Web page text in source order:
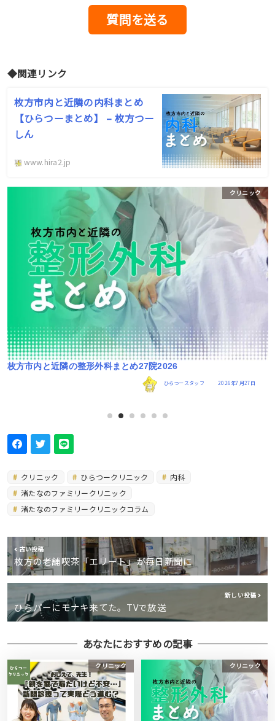
質問を送る
◆関連リンク
枚方市内と近隣の内科まとめ
【ひらつーまとめ】 – 枚方つー
しん
www.hira2.jp
クリニック
子どもの予防接種、多すぎ！受け忘れを防ぐコツは？【ひらつー
クリニック ひらつークリニック
内科
渚たなのファミリークリニック
渚たなのファミリークリニックコラム
古い投稿
枚方の老舗喫茶「エリート」が毎日新聞に
新しい投稿
ひらパーにモナキ来てた。TVで放送
あなたにおすすめの記事
クリニック クリニック